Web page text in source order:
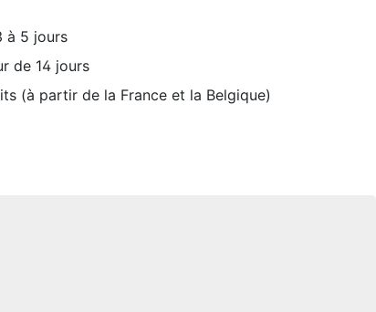
à 5 jours
de 14 jours
(à partir de la France et la Belgique)